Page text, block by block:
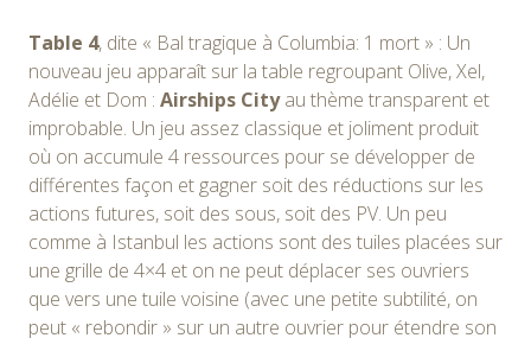
Table 4, dite « Bal tragique à Columbia: 1 mort » : Un
nouveau jeu apparaît sur la table regroupant Olive, Xel,
Adélie et Dom : Airships Cityau thème transparent et
improbable. Un jeu assez classique et joliment produit
où on accumule 4 ressources pour se développer de
différentes façon et gagner soit des réductions sur les
actions futures, soit des sous, soit des PV. Un peu
comme à Istanbul les actions sont des tuiles placées sur
une grille de 4×4 et on ne peut déplacer ses ouvriers
que vers une tuile voisine (avec une petite subtilité, on
peut « rebondir » sur un autre ouvrier pour étendre son